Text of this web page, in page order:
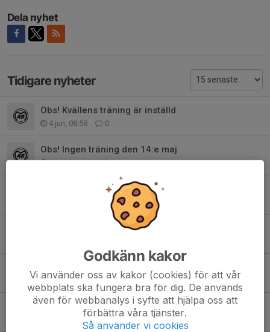
Dela nyhet
Tidigare nyheter
Obs! Kvällens träning är inställd
4 jun, 08:58 0
Obs! Ingen träning den 14:e maj
11 maj, 14:40 0
Obs! Ingen träning på valborgsmässoafton 30/4
0
MTB-avslutning v39
11 sep 2025 0
Risk för inställd träning i morgon
10 sep 2025 0
Godkänn kakor
Vi använder oss av kakor (cookies) för att vår
webbplats ska fungera bra för dig. De används
även för webbanalys i syfte att hjälpa oss att
förbättra våra tjänster.
Så använder vi cookies